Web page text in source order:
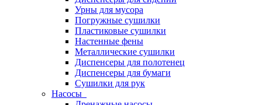
Урны для мусора
Погружные сушилки
Пластиковые сушилки
Настенные фены
Металлические сушилки
Диспенсеры для полотенец
Диспенсеры для бумаги
Сушилки для рук
Насосы